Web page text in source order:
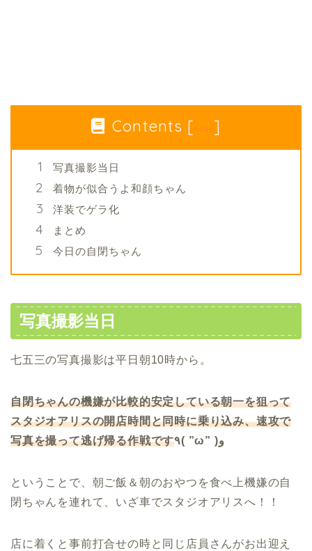
Contents [ hide ]
写真撮影当日
着物が似合うよ和顔ちゃん
洋装でゲラ化
まとめ
今日の自閉ちゃん
写真撮影当日
七五三の写真撮影は平日朝10時から。
自閉ちゃんの機嫌が比較的安定している朝一を狙って
スタジオアリスの開店時間と同時に乗り込み、速攻で
写真を撮って逃げ帰る作戦です
٩( ”ω” )و
ということで、朝ご飯＆朝のおやつを食べ上機嫌の自
閉ちゃんを連れて、いざ車でスタジオアリスへ！！
店に着くと事前打合せの時と同じ店員さんがお出迎え